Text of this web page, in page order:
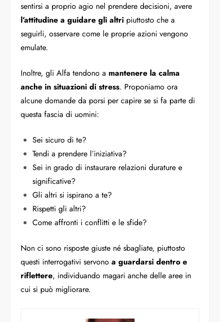
sentirsi a proprio agio nel prendere decisioni, avere
l’attitudine a guidare gli altri piuttosto che a
seguirli, osservare come le proprie azioni vengono
emulate.
Inoltre, gli Alfa tendono a mantenere la calma
anche in situazioni di stress. Proponiamo ora
alcune domande da porsi per capire se si fa parte di
questa fascia di uomini:
Sei sicuro di te?
Tendi a prendere l’iniziativa?
Sei in grado di instaurare relazioni durature e
significative?
Gli altri si ispirano a te?
Rispetti gli altri?
Come affronti i conflitti e le sfide?
Non ci sono risposte giuste né sbagliate, piuttosto
questi interrogativi servonoa guardarsi dentro e
riflettere, individuando magari anche delle aree in
cui si può migliorare.